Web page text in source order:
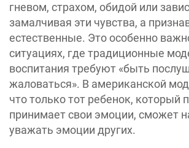
гневом, страхом, обидой или
замалчивая эти чувства, а
естественные. Это особенно
ситуациях, где традиционные
воспитания требуют «быть
жаловаться». В американской
что только тот ребенок, который
принимает свои эмоции, сможет
уважать эмоции других.